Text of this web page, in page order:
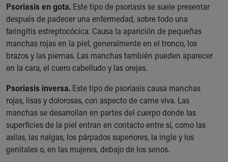
Gift Shop
Department of Public Safety
Health Info
Health Information
Healthy Info, Healthy Kids
Inside Children's Blog
KidsHealth Topics
Family Library
Educational Resources
Injury Prevention
Medical Records
Symptom Checker
Skip to main content
Psoriasis en gota. Este tipo de psoriasis se suele presentar
después de padecer una enfermedad, sobre todo una
faringitis estreptocócica. Causa la aparición de pequeñas
manchas rojas en la piel, generalmente en el tronco, los
brazos y las piernas. Las manchas también pueden aparecer
en la cara, el cuero cabelludo y las orejas.
Psoriasis inversa. Este tipo de psoriasis causa manchas
rojas, lisas y dolorosas, con aspecto de carne viva. Las
manchas se desarrollan en partes del cuerpo donde las
superficies de la piel entran en contacto entre sí, como las
axilas, las nalgas, los párpados superiores, la ingle y los
genitales o, en las mujeres, debajo de los senos.